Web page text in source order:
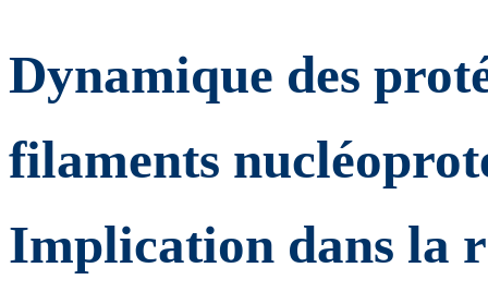
Dynamique des
filaments
Implication dans la